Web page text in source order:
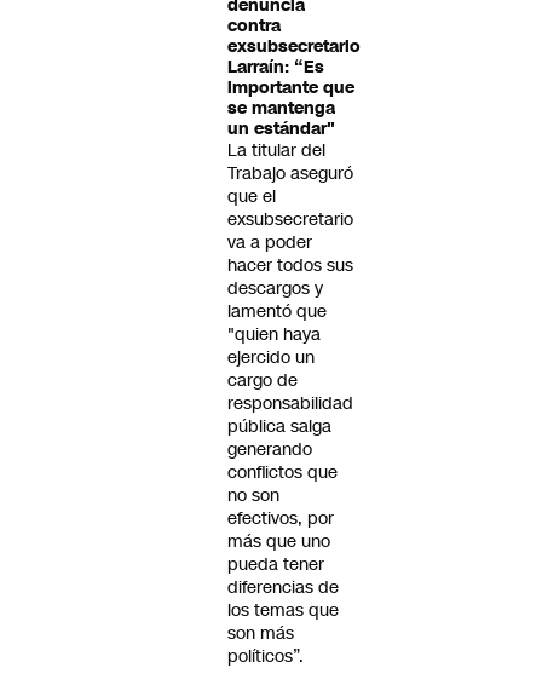
denuncia
contra
exsubsecretario
Larraín: “Es
importante que
se mantenga
un estándar"
La titular del
Trabajo aseguró
que el
exsubsecretario
va a poder
hacer todos sus
descargos y
lamentó que
"quien haya
ejercido un
cargo de
responsabilidad
pública salga
generando
conflictos que
no son
efectivos, por
más que uno
pueda tener
diferencias de
los temas que
son más
políticos”.